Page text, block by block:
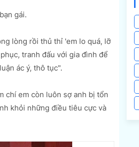
gái.
lòng rồi thủ thỉ 'em lo quá, lỡ
tranh đấu với gia đình để
ác ý, thô tục".
chí em còn luôn sợ anh bị tổn
khỏi những điều tiêu cực và